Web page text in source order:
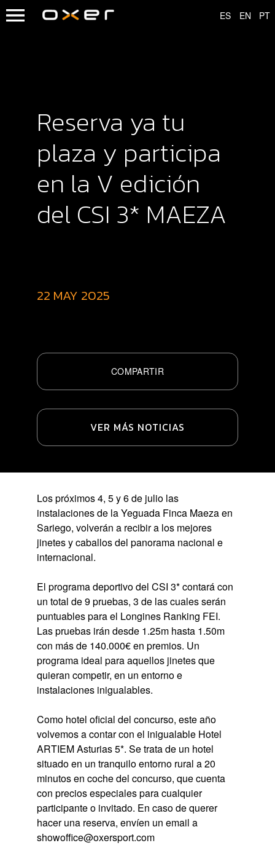
Reserva ya tu
plaza y participa
en la V edición
del CSI 3* MAEZA
22 MAY 2025
COMPARTIR
VER MÁS NOTICIAS
Los próximos 4, 5 y 6 de julio las
instalaciones de la Yeguada Finca Maeza en
Sariego, volverán a recibir a los mejores
jinetes y caballos del panorama nacional e
internacional.
El programa deportivo del CSI 3* contará con
un total de 9 pruebas, 3 de las cuales serán
puntuables para el Longines Ranking FEI.
Las pruebas irán desde 1.25m hasta 1.50m
con más de 140.000€ en premios. Un
programa ideal para aquellos jinetes que
quieran competir, en un entorno e
instalaciones inigualables.
Como hotel oficial del concurso, este año
volvemos a contar con el inigualable Hotel
ARTIEM Asturias 5*. Se trata de un hotel
situado en un tranquilo entorno rural a 20
minutos en coche del concurso, que cuenta
con precios especiales para cualquier
participante o invitado. En caso de querer
hacer una reserva, envíen un email a
showoffice@oxersport.com